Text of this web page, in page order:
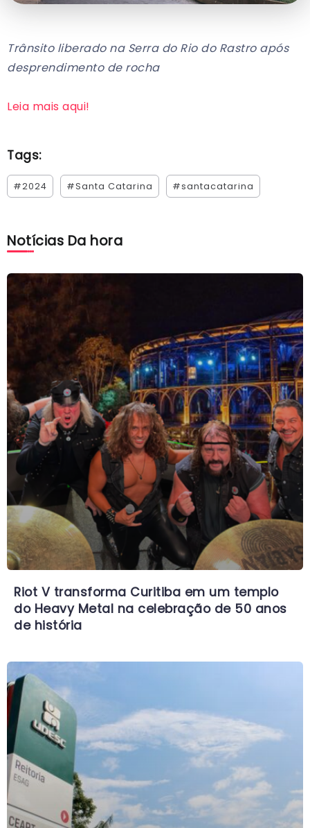
Trânsito liberado na Serra do Rio do Rastro após
desprendimento de rocha
Leia mais aqui!
Tags:
#2024 #Santa Catarina #santacatarina
Notícias Da hora
Riot V transforma Curitiba em um templo
do Heavy Metal na celebração de 50 anos
de história